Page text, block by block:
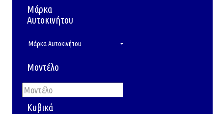
Μάρκα
Αυτοκινήτου
Μάρκα Αυτοκινήτου
Μοντέλο
Κυβικά